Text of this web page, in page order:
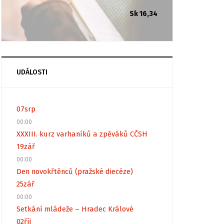
Sk 16,34
UDÁLOSTI
07srp
00:00
XXXIII. kurz varhaníků a zpěváků CČSH
19zář
00:00
Den novokřtěnců (pražské diecéze)
25zář
00:00
Setkání mládeže – Hradec Králové
02říj